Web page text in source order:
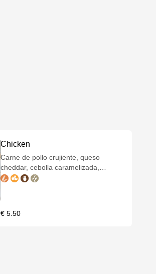
Chicken
Carne de pollo crujiente, queso
cheddar, cebolla caramelizada,
lechuga, tomate y bacon.
€ 5.50